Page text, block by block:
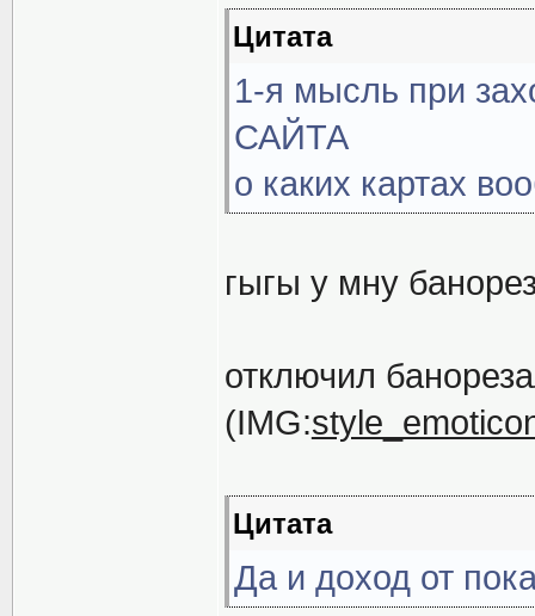
Цитата
1-я мысль при
САЙТА
о каких картах
гыгы у мну
отключил
(IMG:
Цитата
Да и доход от